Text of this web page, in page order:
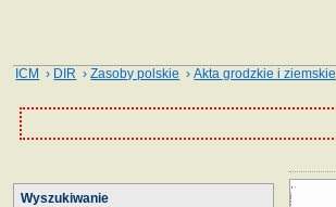
ICM › DIR ›Zasoby polskie ›Akta grodzkie i ziemskie
Wyszukiwanie